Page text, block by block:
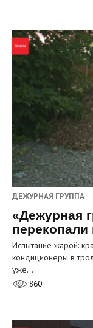
ДЕЖУРНАЯ ГРУППА
«Дежурная
перекопали
Испытание жарой:
кондиционеры в
уже…
860